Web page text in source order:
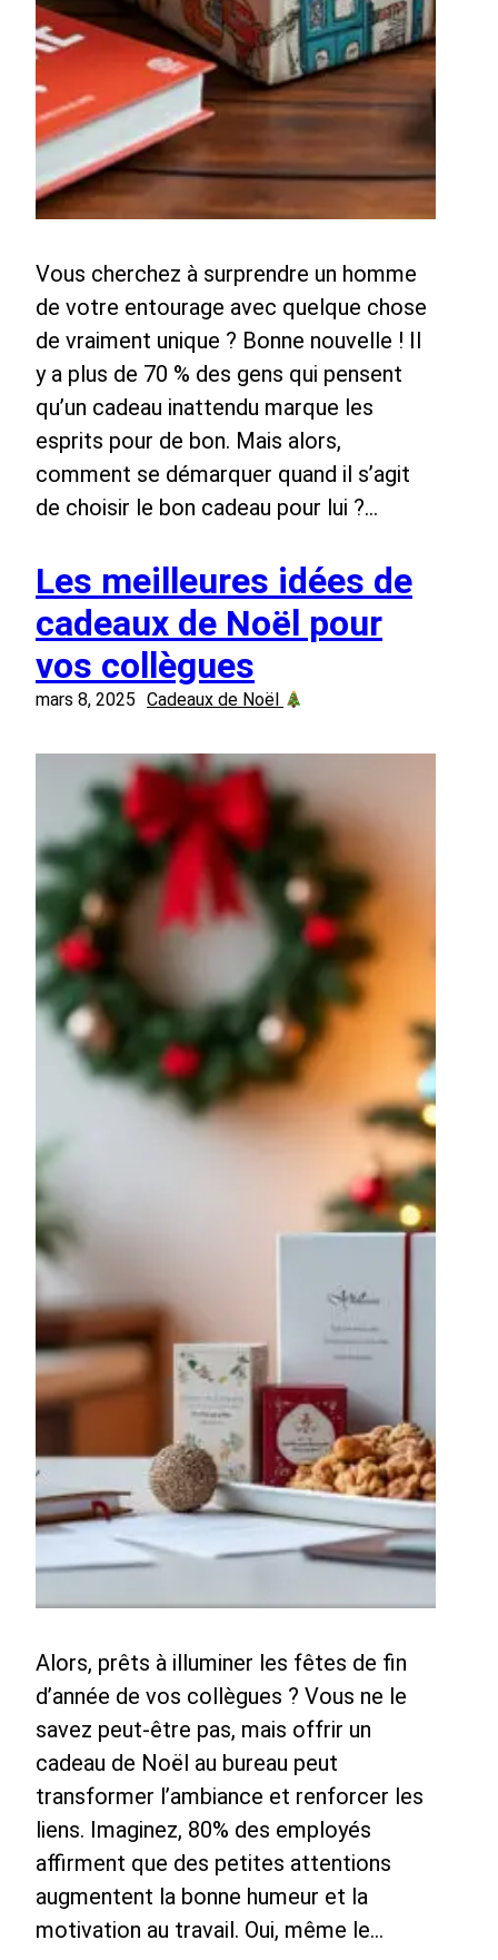
Vous cherchez à surprendre un homme
de votre entourage avec quelque chose
de vraiment unique ? Bonne nouvelle ! Il
y a plus de 70 % des gens qui pensent
qu’un cadeau inattendu marque les
esprits pour de bon. Mais alors,
comment se démarquer quand il s’agit
de choisir le bon cadeau pour lui ?…
Les meilleures idées de
cadeaux de Noël pour
vos collègues
mars 8, 2025 Cadeaux de Noël
Alors, prêts à illuminer les fêtes de fin
d’année de vos collègues ? Vous ne le
savez peut-être pas, mais offrir un
cadeau de Noël au bureau peut
transformer l’ambiance et renforcer les
liens. Imaginez, 80% des employés
affirment que des petites attentions
augmentent la bonne humeur et la
motivation au travail. Oui, même le…